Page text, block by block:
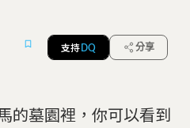
支持 DQ 分享
的墓園裡，你可以看到